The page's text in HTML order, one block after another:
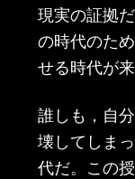
現実の証拠
の時代のた
せる時代が来
誰しも，自
壊してしま
代だ。この